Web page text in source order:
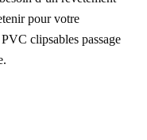
pour votre
clipsables passage